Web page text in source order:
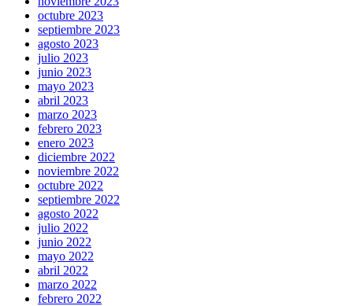
octubre 2023
septiembre 2023
agosto 2023
julio 2023
junio 2023
mayo 2023
abril 2023
marzo 2023
febrero 2023
enero 2023
diciembre 2022
noviembre 2022
octubre 2022
septiembre 2022
agosto 2022
julio 2022
junio 2022
mayo 2022
abril 2022
marzo 2022
febrero 2022